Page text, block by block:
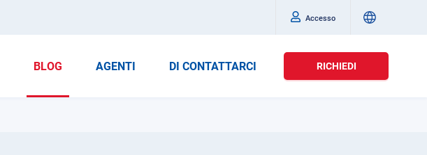
Accesso
BLOG AGENTI DI CONTATTARCI RICHIEDI